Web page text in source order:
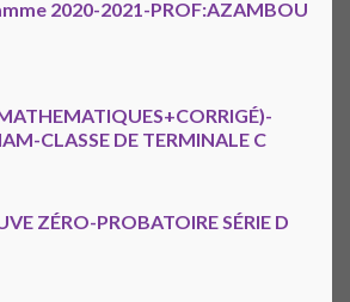
2020-2021-PROF:AZAMBOU
CLASSE DE TERMINALE C
ZÉRO-PROBATOIRE SÉRIE D